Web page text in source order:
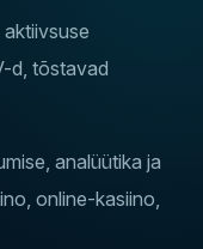
d, tõstavad
analüütika ja
online-kasiino,